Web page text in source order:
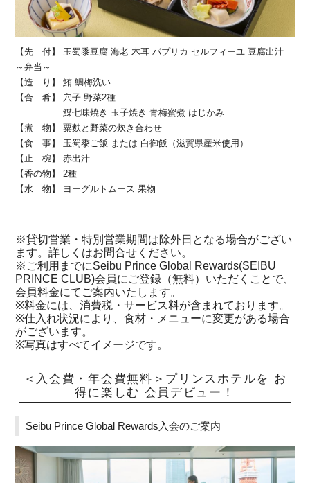
【先 付】 玉蜀黍豆腐 海老 木耳 パプリカ セルフィーユ 豆腐出汁
～弁当～
【造 り】 鮪 鯛梅洗い
【合 肴】 穴子 野菜2種
鰈七味焼き 玉子焼き 青梅蜜煮 はじかみ
【煮 物】 粟麩と野菜の炊き合わせ
【食 事】 玉蜀黍ご飯 または 白御飯（滋賀県産米使用）
【止 椀】 赤出汁
【香の物】 2種
【水 物】 ヨーグルトムース 果物
※貸切営業・特別営業期間は除外日となる場合がござい
ます。詳しくはお問合せください。
※ご利用までにSeibu Prince Global Rewards(SEIBU
PRINCE CLUB)会員にご登録（無料）いただくことで、
会員料金にてご案内いたします。
※料金には、消費税・サービス料が含まれております。
※仕入れ状況により、食材・メニューに変更がある場合
がございます。
※写真はすべてイメージです。
＜入会費・年会費無料＞プリンスホテルを お
得に楽しむ 会員デビュー！
Seibu Prince Global Rewards入会のご案内